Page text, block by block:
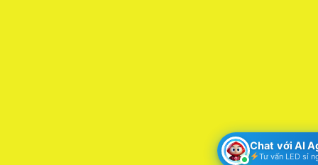
Chat với AI
Tư vấn LED sỉ